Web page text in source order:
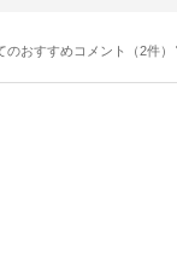
のおすすめコメント（2件）